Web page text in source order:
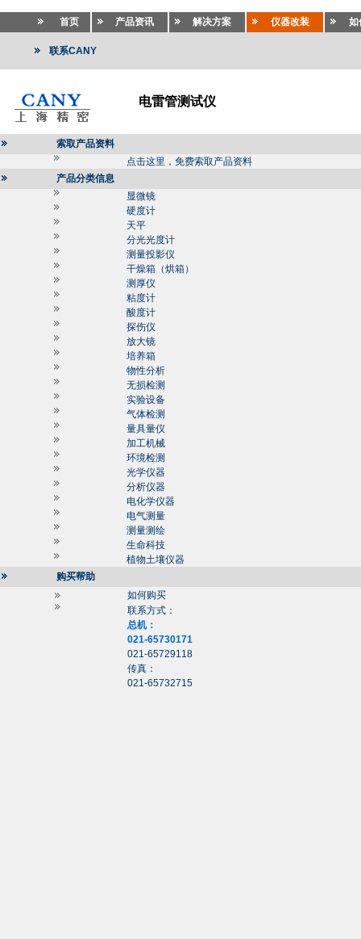
首页 产品资讯 解决方案 仪器改装 如
联系CANY
电雷管测试仪
索取产品资料
点击这里，免费索取产品资料
产品分类信息
显微镜
硬度计
天平
分光光度计
测量投影仪
干燥箱（烘箱）
测厚仪
粘度计
酸度计
探伤仪
放大镜
培养箱
物性分析
无损检测
实验设备
气体检测
量具量仪
加工机械
环境检测
光学仪器
分析仪器
电化学仪器
电气测量
测量测绘
生命科技
植物土壤仪器
购买帮助
如何购买
联系方式：
总机：
021-65730171
021-65729118
传真：
021-65732715